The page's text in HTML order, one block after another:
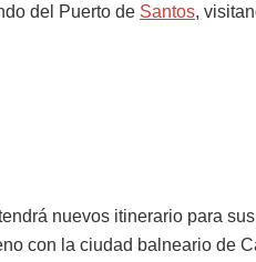
del Puerto de Santos,
nuevos itinerario para
con la ciudad balneario de